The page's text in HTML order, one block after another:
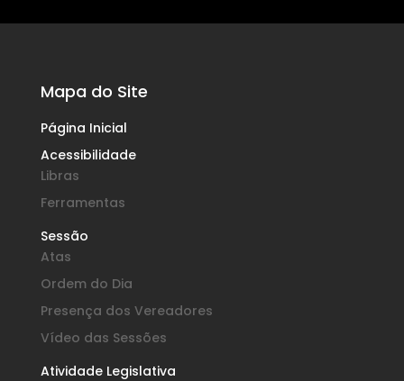
Mapa do Site
Página Inicial
Acessibilidade
Libras
Ferramentas
Sessão
Atas
Ordem do Dia
Presença dos Vereadores
Vídeo das Sessões
Atividade Legislativa